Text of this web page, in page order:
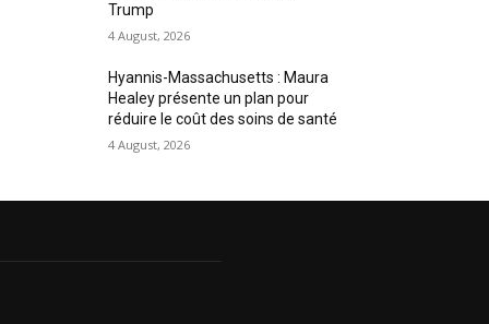
Trump
4 August, 2026
Hyannis-Massachusetts : Maura
Healey présente un plan pour
réduire le coût des soins de santé
4 August, 2026